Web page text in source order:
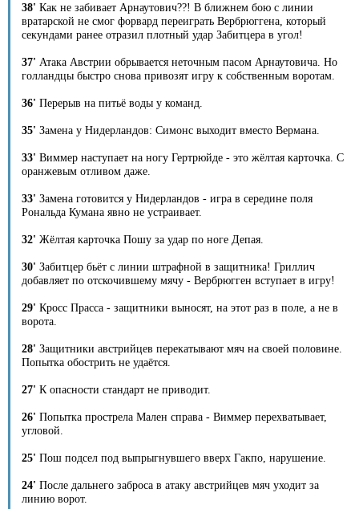
38' Как не забивает Арнаутович??! В ближнем бою с линии
вратарской не смог форвард переиграть Вербрюггена, который
секундами ранее отразил плотный удар Забитцера в угол!
37' Атака Австрии обрывается неточным пасом Арнаутовича. Но
голландцы быстро снова привозят игру к собственным воротам.
36' Перерыв на питьё воды у команд.
35' Замена у Нидерландов: Симонс выходит вместо Вермана.
33' Виммер наступает на ногу Гертрюйде - это жёлтая карточка. С
оранжевым отливом даже.
33' Замена готовится у Нидерландов - игра в середине поля
Рональда Кумана явно не устраивает.
32' Жёлтая карточка Пошу за удар по ноге Депая.
30' Забитцер бьёт с линии штрафной в защитника! Гриллич
добавляет по отскочившему мячу - Вербрюгген вступает в игру!
29' Кросс Прасса - защитники выносят, на этот раз в поле, а не в
ворота.
28' Защитники австрийцев перекатывают мяч на своей половине.
Попытка обострить не удаётся.
27' К опасности стандарт не приводит.
26' Попытка прострела Мален справа - Виммер перехватывает,
угловой.
25' Пош подсел под выпрыгнувшего вверх Гакпо, нарушение.
24' После дальнего заброса в атаку австрийцев мяч уходит за
линию ворот.